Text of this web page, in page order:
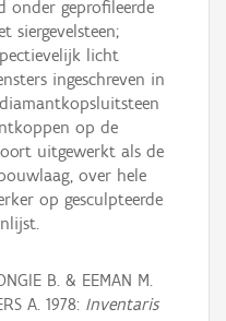
onder geprofileerde
siergevelsteen;
licht
ingeschreven in
op de
uitgewerkt als de
over hele
op gesculpteerde
B. & EEMAN M.
A. 1978: Inventaris